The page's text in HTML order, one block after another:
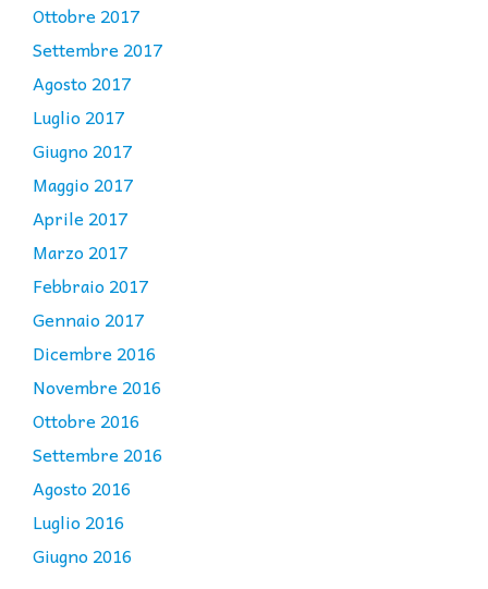
Ottobre 2017
Settembre 2017
Agosto 2017
Luglio 2017
Giugno 2017
Maggio 2017
Aprile 2017
Marzo 2017
Febbraio 2017
Gennaio 2017
Dicembre 2016
Novembre 2016
Ottobre 2016
Settembre 2016
Agosto 2016
Luglio 2016
Giugno 2016